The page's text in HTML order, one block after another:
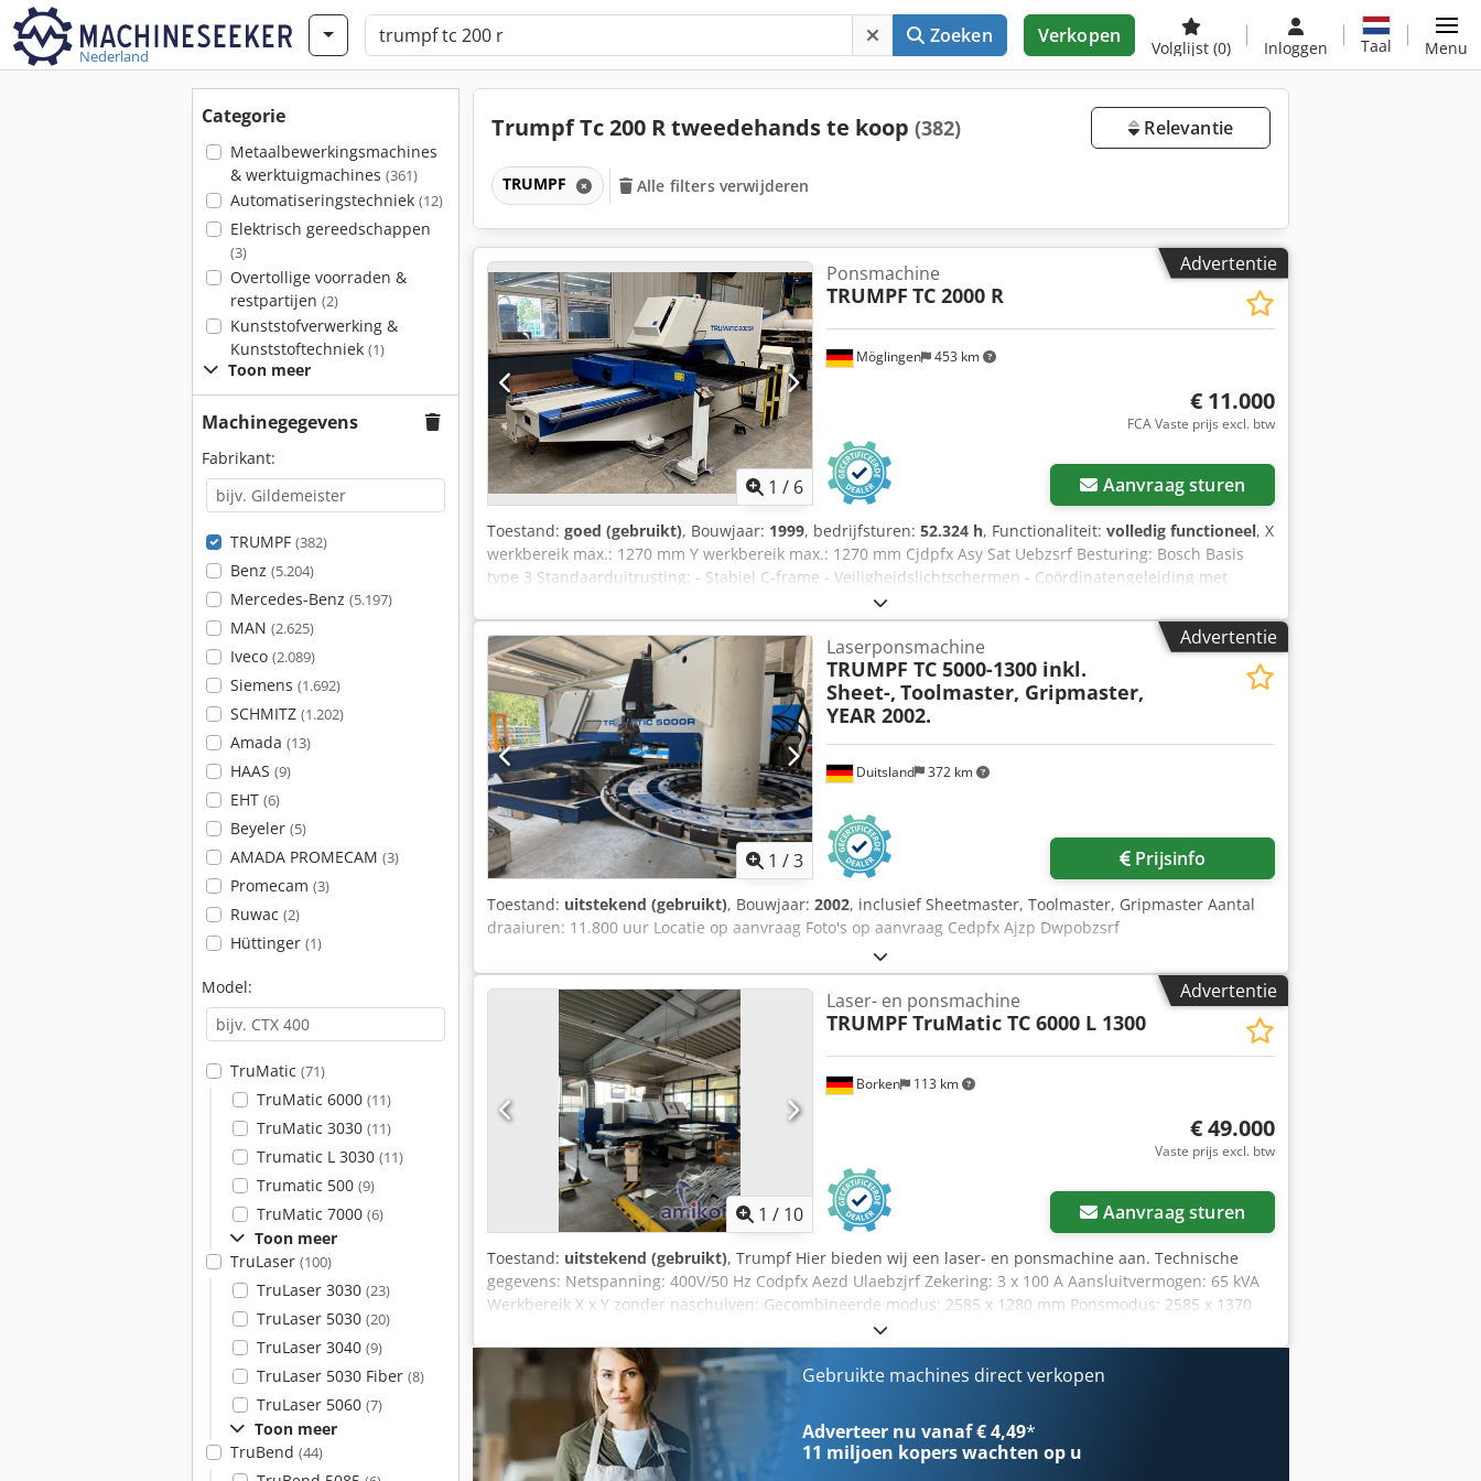
Nederland
Zoeken Verkopen
Volglijst (0) Inloggen Taal Menu
Categorie
Metaalbewerkingsmachines
& werktuigmachines (361)
Automatiseringstechniek (12)
Elektrisch gereedschappen
(3)
Overtollige voorraden &
restpartijen (2)
Kunststofverwerking &
Kunststoftechniek (1)
Toon meer
Machinegegevens
Fabrikant:
TRUMPF (382)
Benz (5.204)
Mercedes-Benz (5.197)
MAN (2.625)
Iveco (2.089)
Siemens (1.692)
SCHMITZ (1.202)
Amada (13)
HAAS (9)
EHT (6)
Beyeler (5)
AMADA PROMECAM (3)
Promecam (3)
Ruwac (2)
Hüttinger (1)
Model:
TruMatic (71)
TruMatic 6000 (11)
TruMatic 3030 (11)
Trumatic L 3030 (11)
Trumatic 500 (9)
TruMatic 7000 (6)
Toon meer
TruLaser (100)
TruLaser 3030 (23)
TruLaser 5030 (20)
TruLaser 3040 (9)
TruLaser 5030 Fiber (8)
TruLaser 5060 (7)
Toon meer
TruBend (44)
Trumpf Tc 200 R tweedehands te koop (382) Relevantie
TRUMPF Alle filters verwijderen
Advertentie
1 / 6
Möglingen 453 km
Ponsmachine
TRUMPF TC 2000 R
€ 11.000
FCA Vaste prijs excl. btw
Aanvraag sturen
Toestand: goed (gebruikt), Bouwjaar: 1999, bedrijfsturen: 52.324 h, Functionaliteit: volledig functioneel, X
werkbereik max.: 1270 mm Y werkbereik max.: 1270 mm Cjdpfx Asy Sat Uebzsrf Besturing: Bosch Basis
type 3 Standaarduitrusting: - Stabiel C-frame - Veiligheidslichtschermen - Coördinatengeleiding met
geïntegreerd lineairmagazijn - 2 spanklauwen - Automatische gereedschapswisselaar - Automatisch
naschakelen - Gereedschaplengtecompensatie - Vormmogelijkheden - Mono-gereedschapopname met
360° rotatie voor alle gereedschappen - Programmeerbare neerhouder - Multitoolaandrijving - Afzuiging
voor persslakken - Borsteltafels - Delenafvoer 200 x 200 mm, deelsortering in 2 containers - NC-geregelde,
digitale, onderhoudsvrije driefasige aandrijvingen - Netwerksaansluiting RJ34 - 3,5" diskettedrive -
Grafische programmering TOPS 2000 - Online diagnose via modem - Gebruiksaanwijzing +
Trillinggedempte opstelling + Multitool + Schroefdraadvormen + Startpaal
Advertentie
1 /3
Duitsland 372 km
Laserponsmachine
TRUMPF TC 5000-1300 inkl.
Sheet-, Toolmaster, Gripmaster,
YEAR 2002.
Prijsinfo
Toestand: uitstekend (gebruikt), Bouwjaar: 2002, inclusief Sheetmaster, Toolmaster, Gripmaster Aantal
draaiuren: 11.800 uur Locatie op aanvraag Foto's op aanvraag Cedpfx Ajzp Dwpobzsrf
Advertentie
1 / 10
Borken 113 km
Laser- en ponsmachine
TRUMPF TruMatic TC 6000 L 1300
€ 49.000
Vaste prijs excl. btw
Aanvraag sturen
Toestand: uitstekend (gebruikt), Trumpf Hier bieden wij een laser- en ponsmachine aan. Technische
gegevens: Netspanning: 400V/50 Hz Codpfx Aezd Ulaebzjrf Zekering: 3 x 100 A Aansluitvermogen: 65 kVA
Werkbereik X x Y zonder naschuiven: Gecombineerde modus: 2585 x 1280 mm Ponsmodus: 2585 x 1370
mm Lasermodus: 2585 x 1280 mm Vermogen: Laser: 2000 W Maximale plaatdikte: 8 mm Maximale
ponskracht (inclusief 20 kN actieve neerhouder): 220 kN Actieve neerhouder (traploos programmeerbaar):
4,5-20 kN Maximaal werkstukgewicht: 200 kg Maximale doorvoerhoogte: Ponsmodus: 35 mm Lasermodus:
22 mm Snelheden: X-as: 90 m/min Y-as: 60 m/min Gelijke tijdslag Ponsen: 900/min Markeren: 2800/min C-
as Ponsen: 60 omw/min Draadvormen: 330 omw/min Gereedschappen: Gereedschapplaatsen in lineair
magazijn: 19 bij 2 spanen Aantal gereedschappen bij gebruik van multitool: 19 tot 190 gereedschappen
Rotatie van alle gereedschappen: 360° continu Gereedschapswisseltijd: 1,5-5 s Maximale ponsdiameter:
Gebruikte machines direct verkopen
Adverteer nu vanaf € 4,49*
11 miljoen koperswachten op u